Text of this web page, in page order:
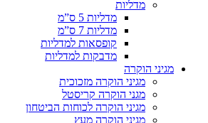
מדליות
מדליות 5 ס”מ
מדליות 7 ס”מ
קופסאות למדליות
מדבקות למדליות
מגיני הוקרה
מגיני הוקרה מזכוכית
מגני הוקרה קריסטל
מגיני הוקרה לכוחות הביטחון
מגיני הוקרה מעץ